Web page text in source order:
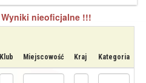
Wyniki nieoficjalne !!!
Klub Miejscowość Kraj Kategoria